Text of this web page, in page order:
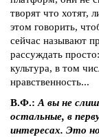
творят что хотят,
этом говорить,
сейчас называют
рассуждать
культура, в том
нравственность...
В.Ф.: А вы не
остальные, в
интересах. Это